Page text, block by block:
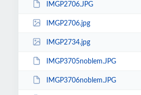
IMGP2706.JPG
IMGP2706.jpg
IMGP2734.jpg
IMGP3705noblem.JPG
IMGP3706noblem.JPG